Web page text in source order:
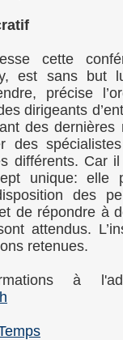
cette
est sans but
précise
dirigeants
des
des
différents. Car
unique: elle
des
de répondre à
attendus.
retenues.
à